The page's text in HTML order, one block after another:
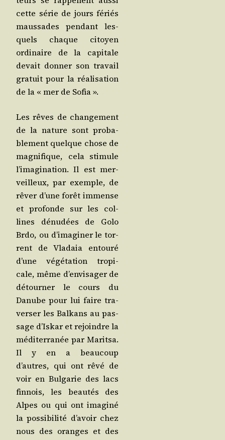
cette série de jours fériés
maus­sades pen­dant les­
quels chaque citoyen
ordi­naire de la capi­tale
devait don­ner son tra­vail
gra­tuit pour la réa­li­sa­tion
de la « mer de Sofia ».
Les rêves de chan­ge­ment
de la nature sont pro­ba­
ble­ment quelque chose de
magni­fique, cela sti­mule
l’i­ma­gi­na­tion. Il est mer­
veilleux, par exemple, de
rêver d’une forêt immense
et pro­fonde sur les col­
lines dénu­dées de Golo
Brdo, ou d’i­ma­gi­ner le tor­
rent de Vla­daia entou­ré
d’une végé­ta­tion tro­pi­
cale, même d’en­vi­sa­ger de
détour­ner le cours du
Danube pour lui faire tra­
ver­ser les Bal­kans au pas­
sage d’Is­kar et rejoindre la
médi­ter­ra­née par Marit­sa.
Il y en a beau­coup
d’autres, qui ont rêvé de
voir en Bul­ga­rie des lacs
fin­nois, les beau­tés des
Alpes ou qui ont ima­gi­né
la pos­si­bi­li­té d’a­voir chez
nous des oranges et des